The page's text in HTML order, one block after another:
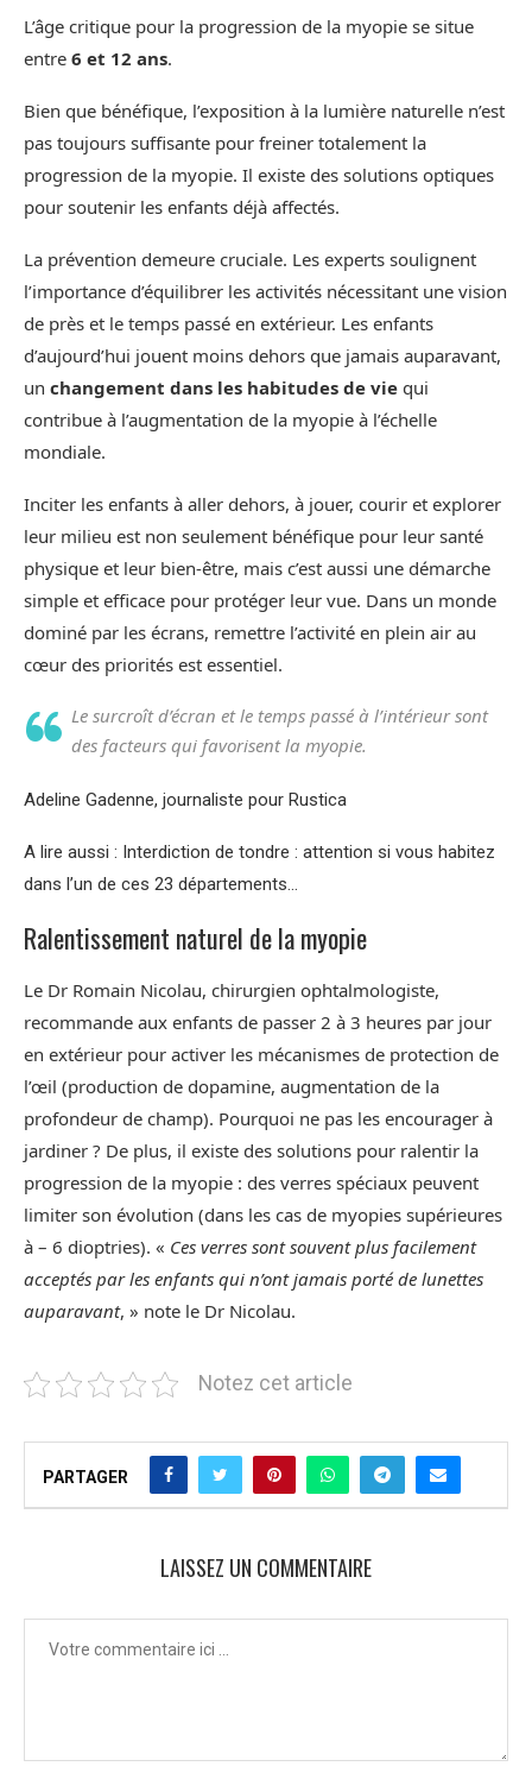
L’âge critique pour la progression de la myopie se situe
entre 6 et 12 ans.
Bien que bénéfique, l’exposition à la lumière naturelle n’est
pas toujours suffisante pour freiner totalement la
progression de la myopie. Il existe des solutions optiques
pour soutenir les enfants déjà affectés.
La prévention demeure cruciale. Les experts soulignent
l’importance d’équilibrer les activités nécessitant une vision
de près et le temps passé en extérieur. Les enfants
d’aujourd’hui jouent moins dehors que jamais auparavant,
un changement dans les habitudes de vie qui
contribue à l’augmentation de la myopie à l’échelle
mondiale.
Inciter les enfants à aller dehors, à jouer, courir et explorer
leur milieu est non seulement bénéfique pour leur santé
physique et leur bien-être, mais c’est aussi une démarche
simple et efficace pour protéger leur vue. Dans un monde
dominé par les écrans, remettre l’activité en plein air au
cœur des priorités est essentiel.
Le surcroît d’écran et le temps passé à l’intérieur sont
des facteurs qui favorisent la myopie.
Adeline Gadenne, journaliste pour Rustica
A lire aussi : Interdiction de tondre : attention si vous habitez
dans l’un de ces 23 départements…
Ralentissement naturel de la myopie
Le Dr Romain Nicolau, chirurgien ophtalmologiste,
recommande aux enfants de passer 2 à 3 heures par jour
en extérieur pour activer les mécanismes de protection de
l’œil (production de dopamine, augmentation de la
profondeur de champ). Pourquoi ne pas les encourager à
jardiner ? De plus, il existe des solutions pour ralentir la
progression de la myopie : des verres spéciaux peuvent
limiter son évolution (dans les cas de myopies supérieures
à – 6 dioptries). « Ces verres sont souvent plus facilement
acceptés par les enfants qui n’ont jamais porté de lunettes
auparavant, » note le Dr Nicolau.
Notez cet article
PARTAGER
LAISSEZ UN COMMENTAIRE